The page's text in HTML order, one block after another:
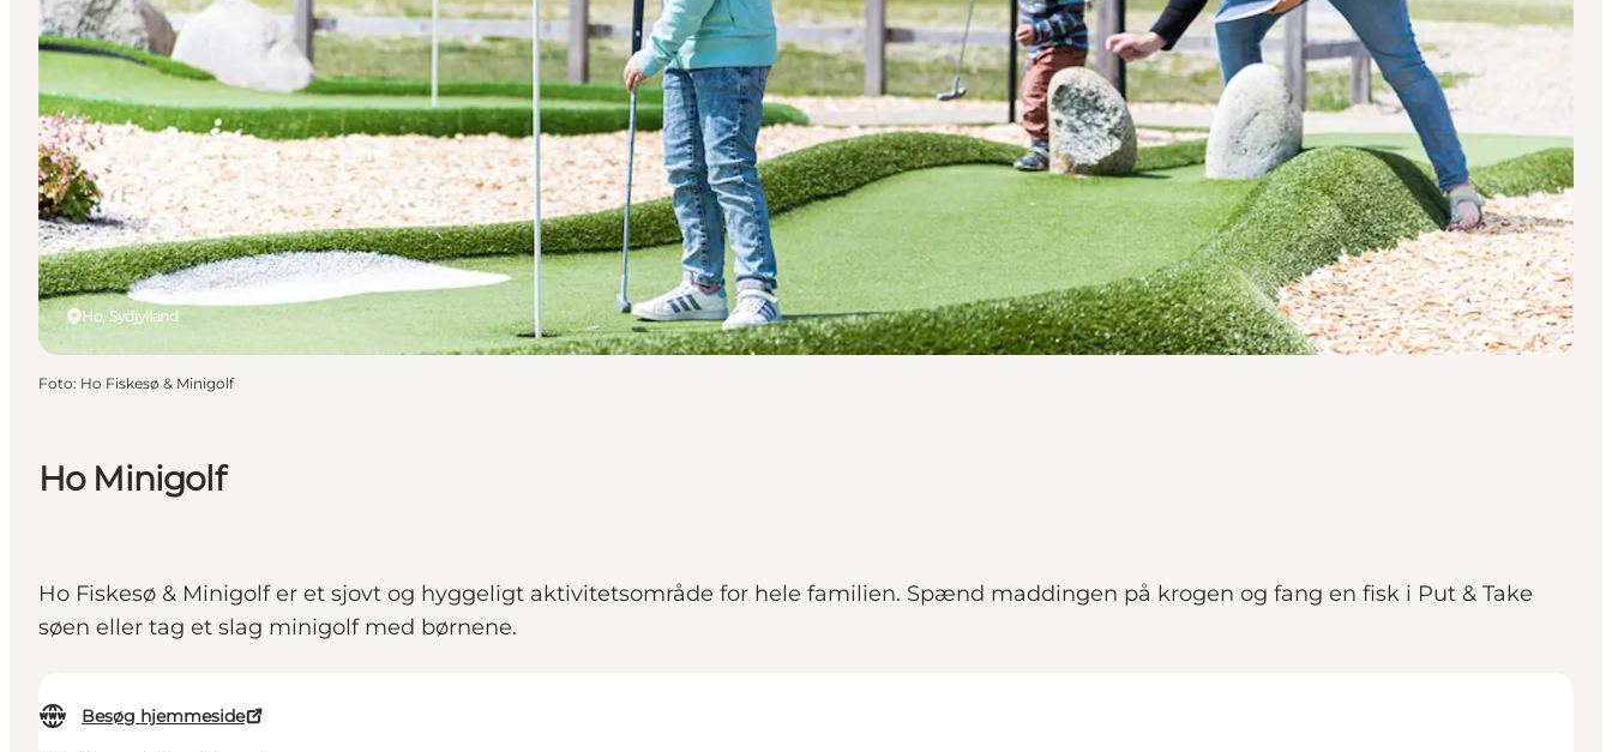
Ho Minigolf
Ho Fiskesø & Minigolf er et sjovt og hyggeligt aktivitetsområde for hele familien. Spænd maddingen på krogen og fang en fisk i Put & Take
søen eller tag et slag minigolf med børnene.
Besøg hjemmeside
Ho, Sydjylland
Foto: Ho Fiskesø & Minigolf